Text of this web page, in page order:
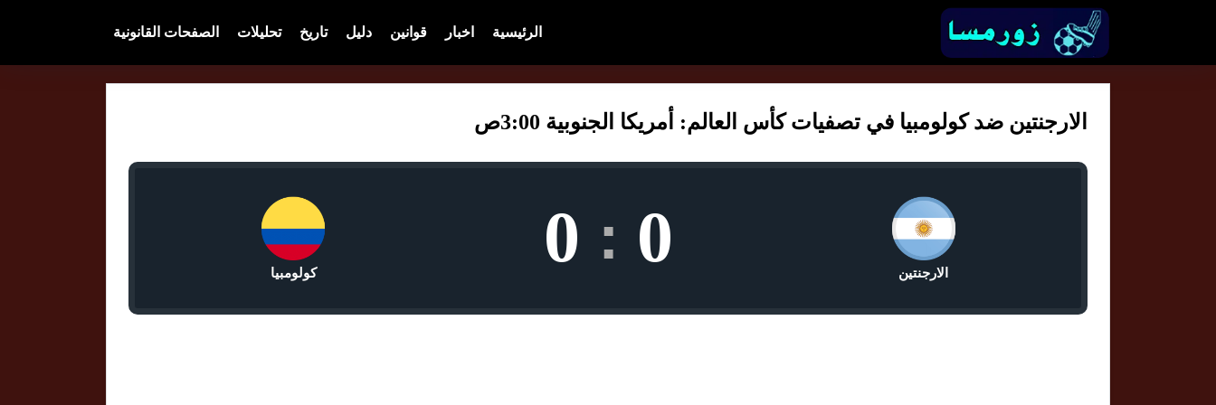
الرئيسية اخبار قوانين دليل تاريخ تحليلات الصفحات القانونية
الارجنتين ضد كولومبيا في تصفيات كأس العالم: أمريكا الجنوبية 3:00ص
الارجنتين 0
:
0 كولومبيا